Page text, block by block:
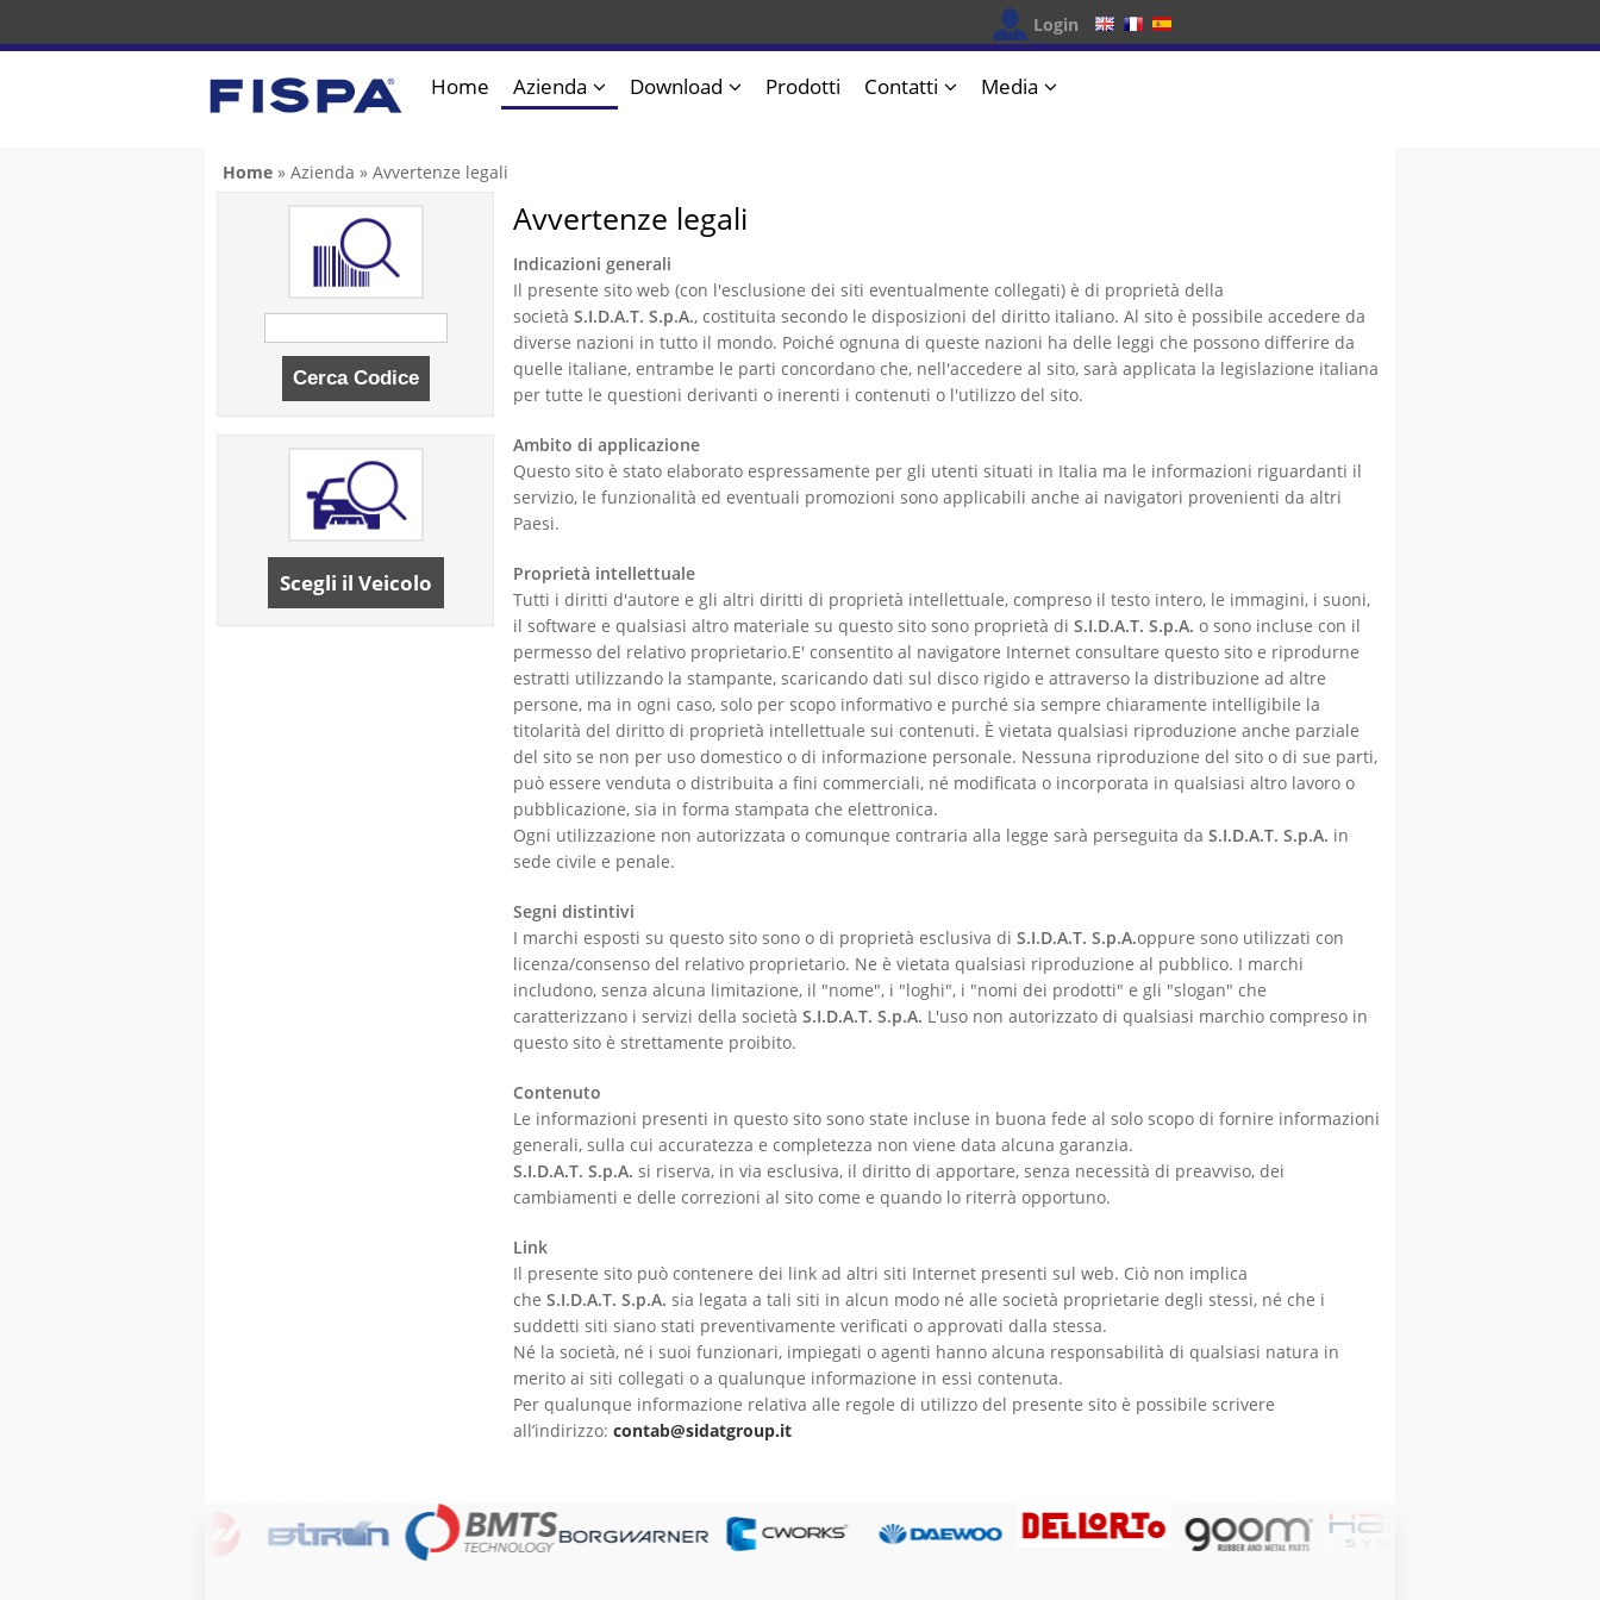
Login
Home Azienda Download Prodotti Contatti Media
Tu sei qui
Home » Azienda » Avvertenze legali
Scegli il Veicolo
Avvertenze legali
Indicazioni generali
Il presente sito web (con l'esclusione dei siti eventualmente collegati) è di proprietà della
società S.I.D.A.T. S.p.A., costituita secondo le disposizioni del diritto italiano. Al sito è possibile accedere da
diverse nazioni in tutto il mondo. Poiché ognuna di queste nazioni ha delle leggi che possono differire da
quelle italiane, entrambe le parti concordano che, nell'accedere al sito, sarà applicata la legislazione italiana
per tutte le questioni derivanti o inerenti i contenuti o l'utilizzo del sito.
Ambito di applicazione
Questo sito è stato elaborato espressamente per gli utenti situati in Italia ma le informazioni riguardanti il
servizio, le funzionalità ed eventuali promozioni sono applicabili anche ai navigatori provenienti da altri
Paesi.
Proprietà intellettuale
Tutti i diritti d'autore e gli altri diritti di proprietà intellettuale, compreso il testo intero, le immagini, i suoni,
il software e qualsiasi altro materiale su questo sito sono proprietà di S.I.D.A.T. S.p.A. o sono incluse con il
permesso del relativo proprietario.E' consentito al navigatore Internet consultare questo sito e riprodurne
estratti utilizzando la stampante, scaricando dati sul disco rigido e attraverso la distribuzione ad altre
persone, ma in ogni caso, solo per scopo informativo e purché sia sempre chiaramente intelligibile la
titolarità del diritto di proprietà intellettuale sui contenuti. È vietata qualsiasi riproduzione anche parziale
del sito se non per uso domestico o di informazione personale. Nessuna riproduzione del sito o di sue parti,
può essere venduta o distribuita a fini commerciali, né modificata o incorporata in qualsiasi altro lavoro o
pubblicazione, sia in forma stampata che elettronica.
Ogni utilizzazione non autorizzata o comunque contraria alla legge sarà perseguita da S.I.D.A.T. S.p.A. in
sede civile e penale.
Segni distintivi
I marchi esposti su questo sito sono o di proprietà esclusiva di S.I.D.A.T. S.p.A.oppure sono utilizzati con
licenza/consenso del relativo proprietario. Ne è vietata qualsiasi riproduzione al pubblico. I marchi
includono, senza alcuna limitazione, il "nome", i "loghi", i "nomi dei prodotti" e gli "slogan" che
caratterizzano i servizi della società S.I.D.A.T. S.p.A. L'uso non autorizzato di qualsiasi marchio compreso in
questo sito è strettamente proibito.
Contenuto
Le informazioni presenti in questo sito sono state incluse in buona fede al solo scopo di fornire informazioni
generali, sulla cui accuratezza e completezza non viene data alcuna garanzia.
S.I.D.A.T. S.p.A. si riserva, in via esclusiva, il diritto di apportare, senza necessità di preavviso, dei
cambiamenti e delle correzioni al sito come e quando lo riterrà opportuno.
Link
Il presente sito può contenere dei link ad altri siti Internet presenti sul web. Ciò non implica
che S.I.D.A.T. S.p.A. sia legata a tali siti in alcun modo né alle società proprietarie degli stessi, né che i
suddetti siti siano stati preventivamente verificati o approvati dalla stessa.
Né la società, né i suoi funzionari, impiegati o agenti hanno alcuna responsabilità di qualsiasi natura in
merito ai siti collegati o a qualunque informazione in essi contenuta.
Per qualunque informazione relativa alle regole di utilizzo del presente sito è possibile scrivere
all’indirizzo: contab@sidatgroup.it